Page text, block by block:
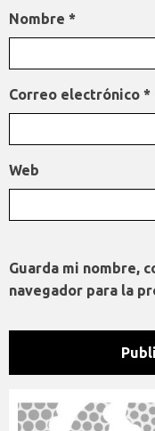
Nombre *
Correo electrónico *
Web
Guarda mi nombre,
navegador para la